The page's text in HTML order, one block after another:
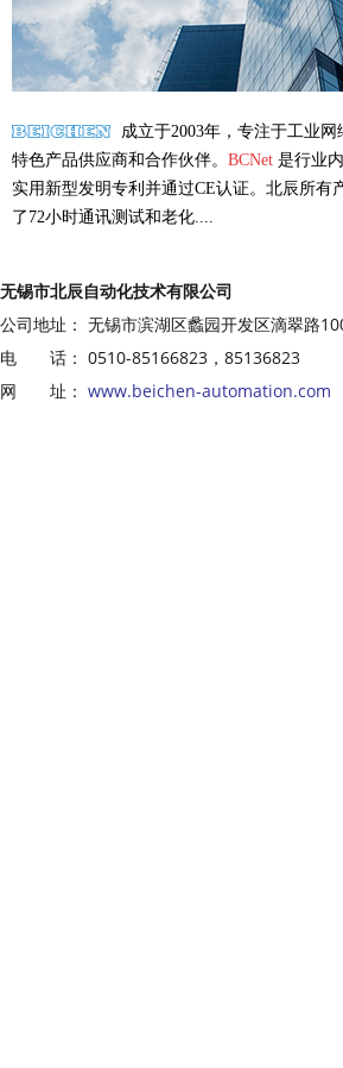
成立于2003年，专注于工业
特色产品供应商和合作伙伴。 BCNet 是行业
实用新型发明专利并通过CE认证。北辰所有
了72小时通讯测试和老化....
无锡市北辰自动化技术有限公司
公司地址： 无锡市滨湖区蠡园开发区滴翠路
电 话： 0510-85166823，85136823
网 址： www.beichen-automation.com